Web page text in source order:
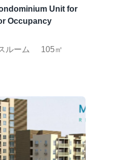
Unit for
Occupancy
ルーム 105㎡